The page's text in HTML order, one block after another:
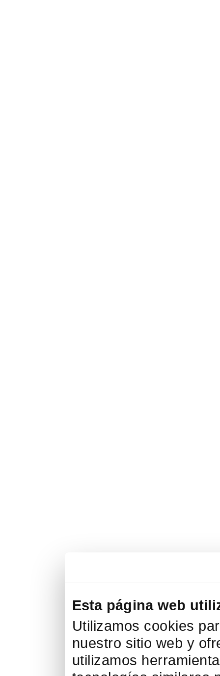
Esta página web
Utilizamos cookies
nuestro sitio web y
utilizamos